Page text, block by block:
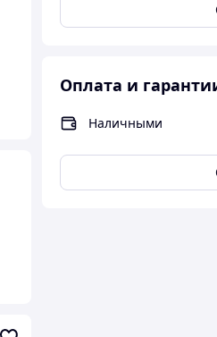
Оплата и
Наличными